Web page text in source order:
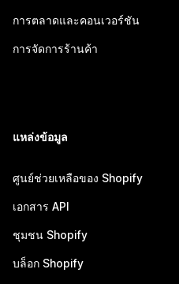
การตลาดและคอนเวอร์ชัน
การจัดการร้านค้า
แหล่งข้อมูล
ศูนย์ช่วยเหลือของ Shopify
เอกสาร API
ชุมชน Shopify
บล็อก Shopify